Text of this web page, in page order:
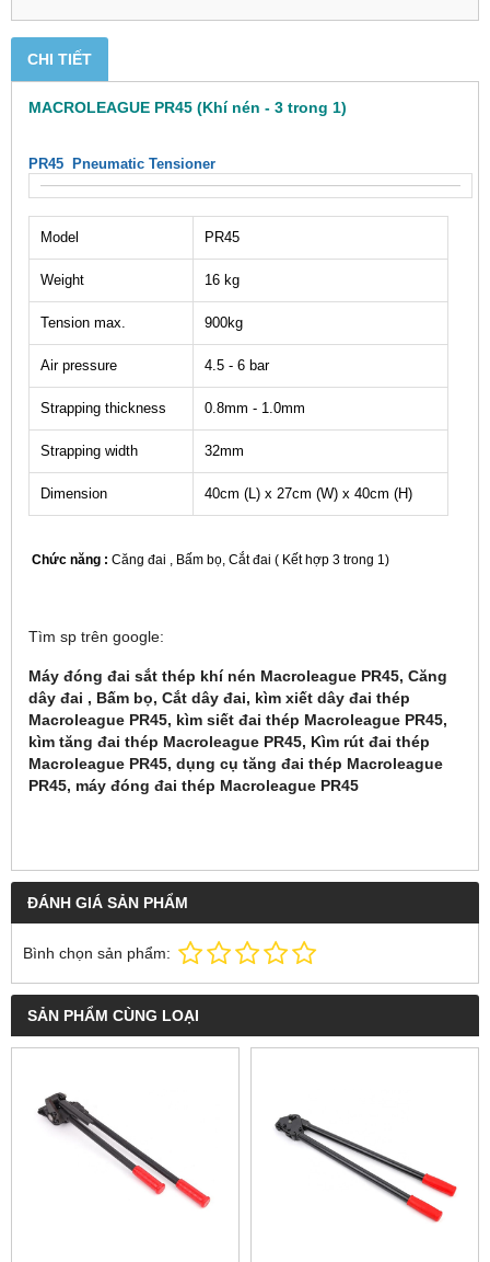
CHI TIẾT
MACROLEAGUE PR45 (Khí nén - 3 trong 1)
PR45 Pneumatic Tensioner
Model PR45
Weight 16 kg
Tension max. 900kg
Air pressure 4.5 - 6 bar
Strapping thickness 0.8mm - 1.0mm
Strapping width 32mm
Dimension 40cm (L) x 27cm (W) x 40cm (H)
Chức năng : Căng đai , Bấm bọ, Cắt đai ( Kết hợp 3 trong 1)
Tìm sp trên google:
Máy đóng đai sắt thép khí nén Macroleague PR45, Căng
dây đai , Bấm bọ, Cắt dây đai, kìm xiết dây đai thép
Macroleague PR45, kìm siết đai thép Macroleague PR45,
kìm tăng đai thép Macroleague PR45, Kìm rút đai thép
Macroleague PR45, dụng cụ tăng đai thép Macroleague
PR45, máy đóng đai thép Macroleague PR45
ĐÁNH GIÁ SẢN PHẨM
Bình chọn sản phẩm:
SẢN PHẨM CÙNG LOẠI